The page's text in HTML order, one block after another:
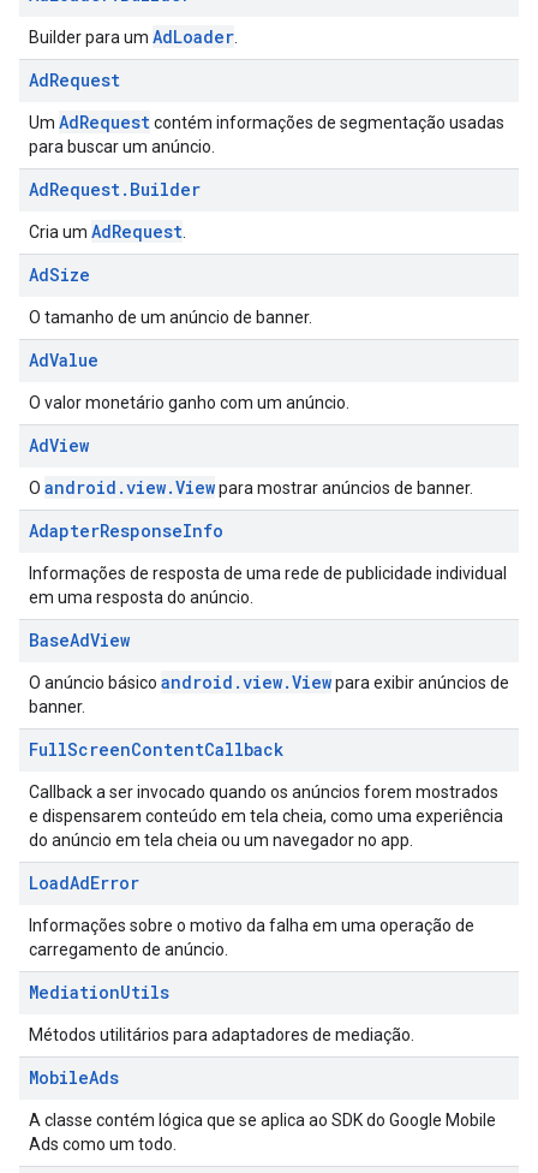
Builder para um AdLoader
AdRequest
Um AdRequestcontém informações de segmentação usadas
para buscar um anúncio.
AdRequest. Builder
Cria um AdRequest
AdSize
O tamanho de um anúncio de banner.
AdValue
O valor monetário ganho com um anúncio.
AdView
O android.view.Viewpara mostrar anúncios de banner.
AdapterResponseInfo
Informações de resposta de uma rede de publicidade individual
em uma resposta do anúncio.
BaseAdView
O anúncio básico android.view.Viewpara exibir anúncios de
banner.
FullScreenContentCallback
Callback a ser invocado quando os anúncios forem mostrados
e dispensarem conteúdo em tela cheia, como uma experiência
do anúncio em tela cheia ou um navegador no app.
LoadAdError
Informações sobre o motivo da falha em uma operação de
carregamento de anúncio.
MediationUtils
Métodos utilitários para adaptadores de mediação.
MobileAds
A classe contém lógica que se aplica ao SDK do Google Mobile
Ads como um todo.